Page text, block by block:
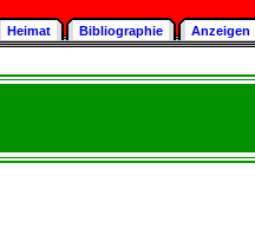
Heimat Bibliographie Anzeigen